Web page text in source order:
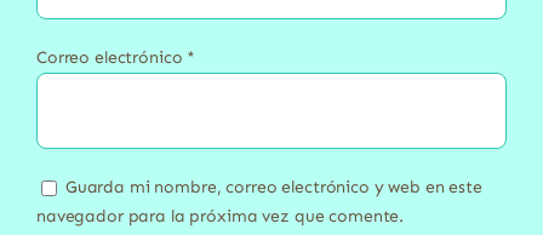
Correo electrónico *
Guarda mi nombre, correo electrónico y web en este
navegador para la próxima vez que comente.